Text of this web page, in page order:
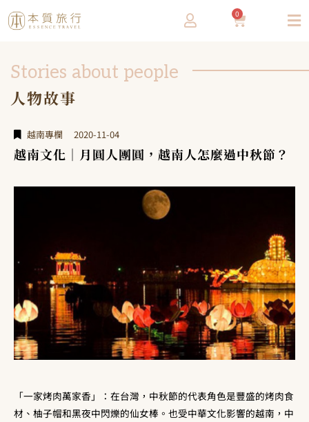
0
Stories about people
人物故事
越南專欄 2020-11-04
越南文化｜月圓人團圓，越南人怎麼過中秋節？
「一家烤肉萬家香」：在台灣，中秋節的代表角色是豐盛的烤肉食
材、柚子帽和黑夜中閃爍的仙女棒。也受中華文化影響的越南，中